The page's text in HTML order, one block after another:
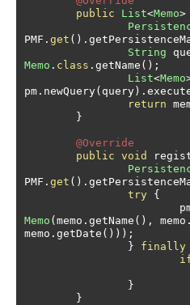
public
List<Memo>
PMF . get ().
String
Memo . class . getName ();
List<Memo
pm . newQuery( query).
return
}
@Override
public void
PMF . get ().
try
{
Memo (memo . getName (), memo .
memo . getDate ()));
}
finally
}
}